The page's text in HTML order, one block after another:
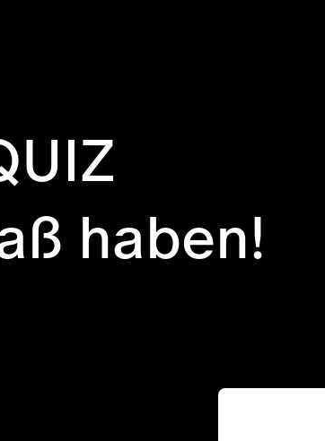
haben!